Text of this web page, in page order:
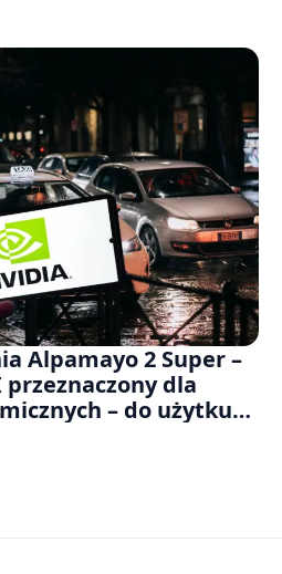
Alpamayo 2 Super –
dla
– do użytku